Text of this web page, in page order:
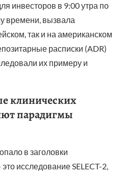
инвесторов в 9:00 утра по
времени, вызвала
так и на американском
расписки (ADR)
их примеру и
клинических
парадигмы
в заголовки
исследование SELECT-2,